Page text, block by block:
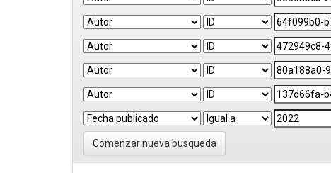
Comenzar nueva busqueda